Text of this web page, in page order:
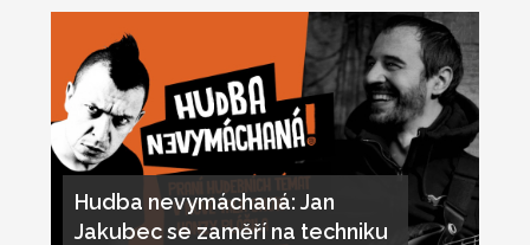
Hudba nevymáchaná: Jan
Jakubec se zaměří na techniku